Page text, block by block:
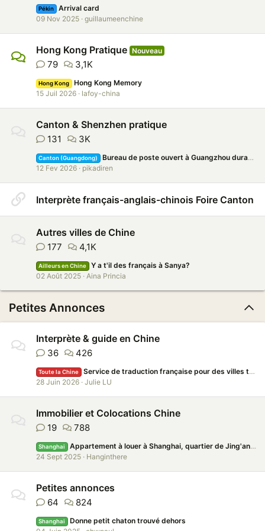
Pékin
Arrival card
09 Nov 2025 guillaumeenchine
Hong Kong Pratique Nouveau
79 3,1K
Hong Kong
Hong Kong Memory
15 Juil 2026
lafoy-china
Canton & Shenzhen pratique
131 3K
Canton (Guangdong)
Bureau de poste ouvert à Guangzhou durant le nouvel an chinois 2026 ? Alternatives ?
12 Fev 2026
pikadiren
Interprète français-anglais-chinois Foire Canton
Autres villes de Chine
177 4,1K
Ailleurs en Chine
Y a t'il des français à Sanya?
02 Août 2025 Aina Princia
Petites Annonces
Interprète & guide en Chine
36 426
Toute la Chine
Service de traduction française pour des villes telles que Yiwu, Shanghai, Yongkang, Hangzhou, etc.
28 Juin 2026 Julie LU
Immobilier et Colocations Chine
19 788
Shanghai
Appartement à louer à Shanghai, quartier de Jing'an /Apartment for Rent in Jing'an District, Shanghai
24 Sept 2025
Hanginthere
Petites annonces
64 824
Shanghai
Donne petit chaton trouvé dehors